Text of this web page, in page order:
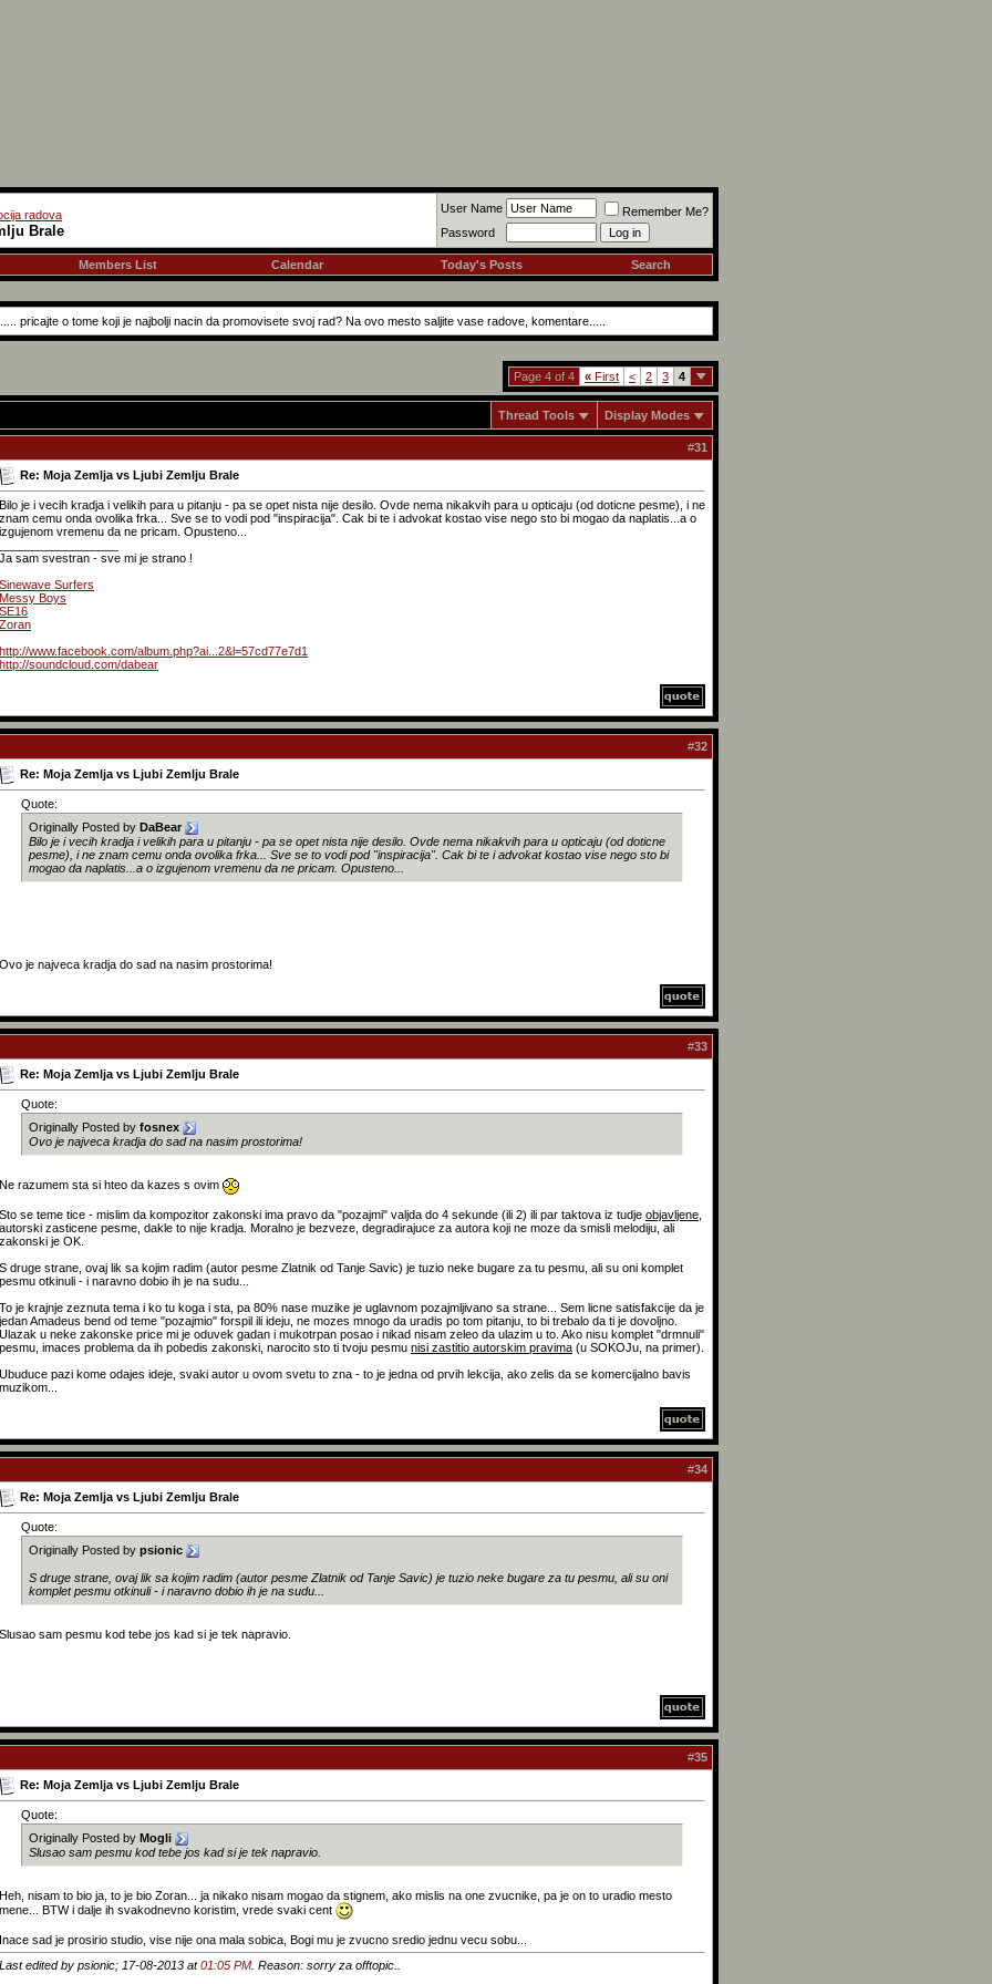
radova
Brale
User Name
Remember Me?
Password
Members List Calendar Today's Posts Search
pricajte o tome koji je najbolji nacin da promovisete svoj rad? Na ovo mesto saljite vase radove, komentare.....
Page 4 of 4 « First < 2 3 4
Thread Tools Display Modes
#31
Re: Moja Zemlja vs Ljubi Zemlju Brale
Bilo je i vecih kradja i velikih para u pitanju - pa se opet nista nije desilo. Ovde nema nikakvih para u opticaju (od doticne pesme), i ne
znam cemu onda ovolika frka... Sve se to vodi pod "inspiracija". Cak bi te i advokat kostao vise nego sto bi mogao da naplatis...a o
izgujenom vremenu da ne pricam. Opusteno...
Ja sam svestran - sve mi je strano !
Sinewave Surfers
Messy Boys
SE16
Zoran
http://www.facebook.com/album.php?ai...2&l=57cd77e7d1
http://soundcloud.com/dabear
#32
Re: Moja Zemlja vs Ljubi Zemlju Brale
Quote:
Originally Posted by DaBear
Bilo je i vecih kradja i velikih para u pitanju - pa se opet nista nije desilo. Ovde nema nikakvih para u opticaju (od doticne
pesme), i ne znam cemu onda ovolika frka... Sve se to vodi pod "inspiracija". Cak bi te i advokat kostao vise nego sto bi
mogao da naplatis...a o izgujenom vremenu da ne pricam. Opusteno...
Ovo je najveca kradja do sad na nasim prostorima!
#33
Re: Moja Zemlja vs Ljubi Zemlju Brale
Quote:
Originally Posted by fosnex
Ovo je najveca kradja do sad na nasim prostorima!
Ne razumem sta si hteo da kazes s ovim
Sto se teme tice - mislim da kompozitor zakonski ima pravo da "pozajmi" valjda do 4 sekunde (ili 2) ili par taktova iz tudje objavljene
autorski zasticene pesme, dakle to nije kradja. Moralno je bezveze, degradirajuce za autora koji ne moze da smisli melodiju, ali
zakonski je OK.
S druge strane, ovaj lik sa kojim radim (autor pesme Zlatnik od Tanje Savic) je tuzio neke bugare za tu pesmu, ali su oni komplet
pesmu otkinuli - i naravno dobio ih je na sudu...
To je krajnje zeznuta tema i ko tu koga i sta, pa 80% nase muzike je uglavnom pozajmljivano sa strane... Sem licne satisfakcije da je
jedan Amadeus bend od teme "pozajmio" forspil ili ideju, ne mozes mnogo da uradis po tom pitanju, to bi trebalo da ti je dovoljno.
Ulazak u neke zakonske price mi je oduvek gadan i mukotrpan posao i nikad nisam zeleo da ulazim u to. Ako nisu komplet "drmnuli"
pesmu, imaces problema da ih pobedis zakonski, narocito sto ti tvoju pesmu nisi zastitio autorskim pravima (u SOKOJu, na primer).
Ubuduce pazi kome odajes ideje, svaki autor u ovom svetu to zna - to je jedna od prvih lekcija, ako zelis da se komercijalno bavis
muzikom...
#34
Re: Moja Zemlja vs Ljubi Zemlju Brale
Quote:
Originally Posted by psionic
S druge strane, ovaj lik sa kojim radim (autor pesme Zlatnik od Tanje Savic) je tuzio neke bugare za tu pesmu, ali su oni
komplet pesmu otkinuli - i naravno dobio ih je na sudu...
Slusao sam pesmu kod tebe jos kad si je tek napravio.
#35
Re: Moja Zemlja vs Ljubi Zemlju Brale
Quote:
Originally Posted by Mogli
Slusao sam pesmu kod tebe jos kad si je tek napravio.
Heh, nisam to bio ja, to je bio Zoran... ja nikako nisam mogao da stignem, ako mislis na one zvucnike, pa je on to uradio mesto
mene... BTW i dalje ih svakodnevno koristim, vrede svaki cent
Inace sad je prosirio studio, vise nije ona mala sobica, Bogi mu je zvucno sredio jednu vecu sobu...
Last edited by psionic; 17-08-2013 at01:05 PM . Reason: sorry za offtopic..